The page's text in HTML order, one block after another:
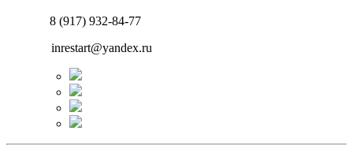
8 (917) 932-84-77
inrestart@yandex.ru